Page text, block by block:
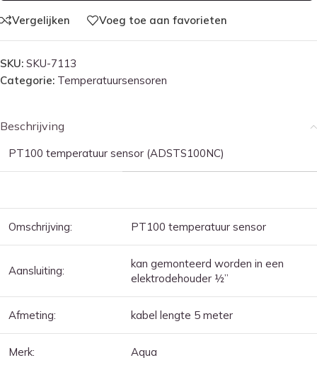
Vergelijken Voeg toe aan favorieten
SKU: SKU-7113
Categorie: Temperatuursensoren
Beschrijving
PT100 temperatuur sensor (ADSTS100NC)
Omschrijving: PT100 temperatuur sensor
Aansluiting:
kan gemonteerd worden in een
elektrodehouder ½”
Afmeting: kabel lengte 5 meter
Merk: Aqua